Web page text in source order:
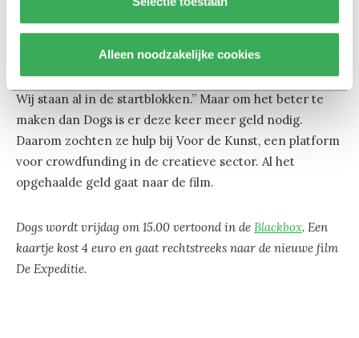
Alleen noodzakelijke cookies
crimineel, Dario. Voor deze film proberen ze alles uit de
kast te trekken. Ze hebben beter materiaal en goede
acteurs geregeld. “De Expeditie wordt echt focking vet.
Wij staan al in de startblokken.” Maar om het beter te
maken dan Dogs is er deze keer meer geld nodig.
Daarom zochten ze hulp bij Voor de Kunst, een platform
voor crowdfunding in de creatieve sector. Al het
opgehaalde geld gaat naar de film.
Dogs wordt vrijdag om 15.00 vertoond in de Blackbox. Een
kaartje kost 4 euro en gaat rechtstreeks naar de nieuwe film
De Expeditie.